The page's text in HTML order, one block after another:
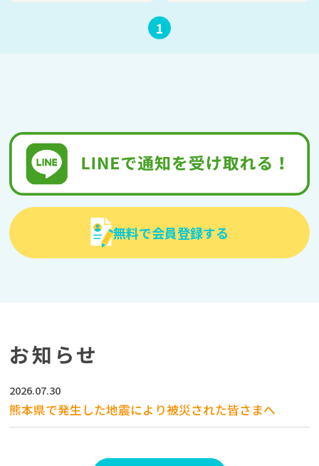
1
無料で会員登録する
お知らせ
2026.07.30
熊本県で発生した地震により被災された皆さまへ